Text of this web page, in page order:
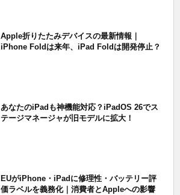
Apple折りたたみデバイスの最新情報｜
iPhone Foldは来年、iPad Foldは開発停止？
あなたのiPadも神機能対応？iPadOS 26でス
テージマネージャが旧モデルに拡大！
EUがiPhone・iPadに修理性・バッテリー評
価ラベルを義務化｜消費者とAppleへの影響